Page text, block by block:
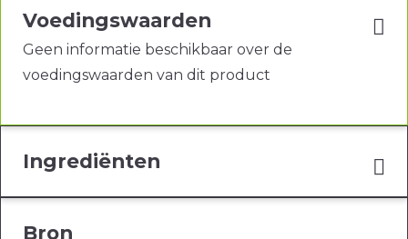
Voedingswaarden
Geen informatie beschikbaar over de
voedingswaarden van dit product
Ingrediënten
Bron